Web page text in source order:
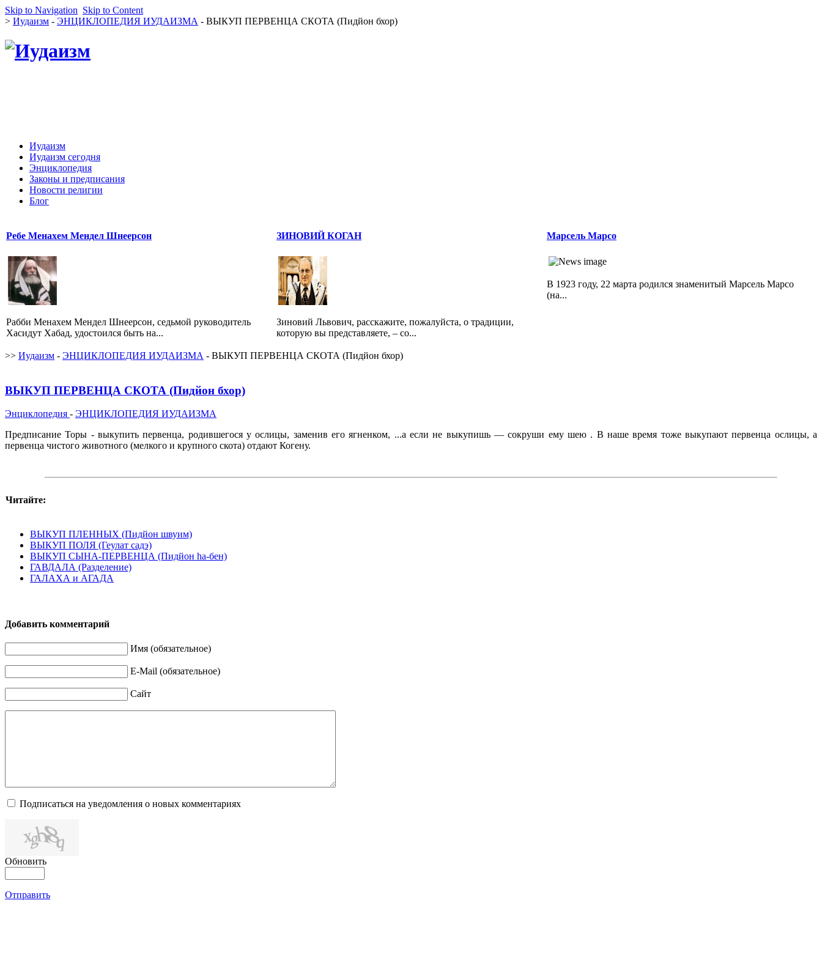
Skip to Navigation Skip to Content
> Иудаизм - ЭНЦИКЛОПЕДИЯ ИУДАИЗМА - ВЫКУП ПЕРВЕНЦА СКОТА (Пидйон бхор)
Иудаизм
Иудаизм сегодня
Энциклопедия
Законы и предписания
Новости религии
Блог
Ребе Менахем Мендел Шнеерсон
Рабби Менахем Мендел Шнеерсон, седьмой руководитель
Хасидут Хабад, удостоился быть на...
ЗИНОВИЙ КОГАН
Зиновий Львович, расскажите, пожалуйста, о традиции,
которую вы представляете, – со...
Марсель Марсо
В 1923 году, 22 марта родился знаменитый Марсель Марсо
(на...
>> Иудаизм - ЭНЦИКЛОПЕДИЯ ИУДАИЗМА - ВЫКУП ПЕРВЕНЦА СКОТА (Пидйон бхор)
ВЫКУП ПЕРВЕНЦА СКОТА (Пидйон бхор)
Энциклопедия - ЭНЦИКЛОПЕДИЯ ИУДАИЗМА
Предписание Торы - выкупить первенца, родившегося у ослицы, заменив его ягненком, ...а если не выкупишь — сокруши ему шею . В наше время тоже выкупают первенца ослицы, а
первенца чистого животного (мелкого и крупного скота) отдают Когену.
Читайте:
ВЫКУП ПЛЕННЫХ (Пидйон швуим)
ВЫКУП ПОЛЯ (Геулат садэ)
ВЫКУП СЫНА-ПЕРВЕНЦА (Пидйон hа-бен)
ГАВДАЛА (Разделение)
ГАЛАХА и АГАДА
Добавить комментарий
Имя (обязательное)
E-Mail (обязательное)
Сайт
Подписаться на уведомления о новых комментариях
Обновить
Отправить